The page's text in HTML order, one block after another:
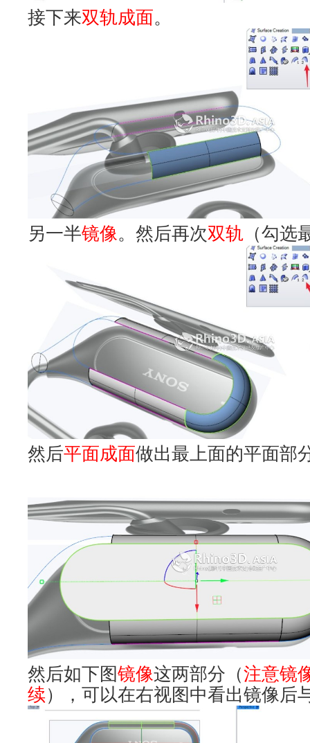
接下来双轨成面。
另一半镜像。然后再次双轨 （勾选
然后平面成面做出最上面的平面部
然后如下图镜像这两部分（注意镜
续），可以在右视图中看出镜像后